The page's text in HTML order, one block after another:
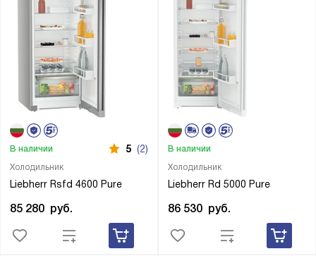
Холодильник
Liebherr Rsfd 4600 Pure
В наличии 5 (2)
85 280 руб.
Холодильник
Liebherr Rd 5000 Pure
В наличии
86 530 руб.